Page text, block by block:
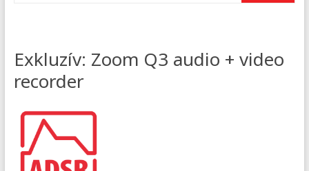
Exkluzív: Zoom Q3 audio + video
recorder